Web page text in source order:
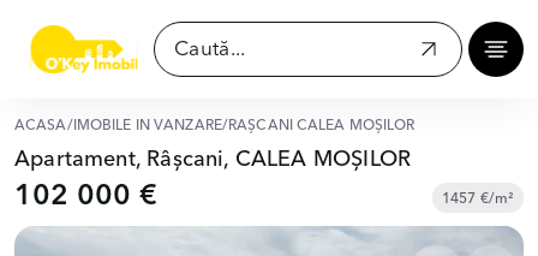
ACASĂ/ IMOBILE ÎN VÂNZARE/ RÂȘCANI CALEA MOȘILOR
Apartament, Râșcani, CALEA MOȘILOR
102 000 € 1457 €/m²